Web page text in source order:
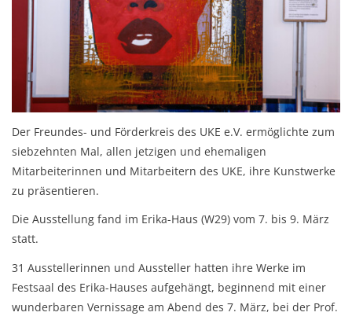
Der Freundes- und Förderkreis des UKE e.V. ermöglichte zum
siebzehnten Mal, allen jetzigen und ehemaligen
Mitarbeiterinnen und Mitarbeitern des UKE, ihre Kunstwerke
zu präsentieren.
Die Ausstellung fand im Erika-Haus (W29) vom 7. bis 9. März
statt.
31 Ausstellerinnen und Aussteller hatten ihre Werke im
Festsaal des Erika-Hauses aufgehängt, beginnend mit einer
wunderbaren Vernissage am Abend des 7. März, bei der Prof.